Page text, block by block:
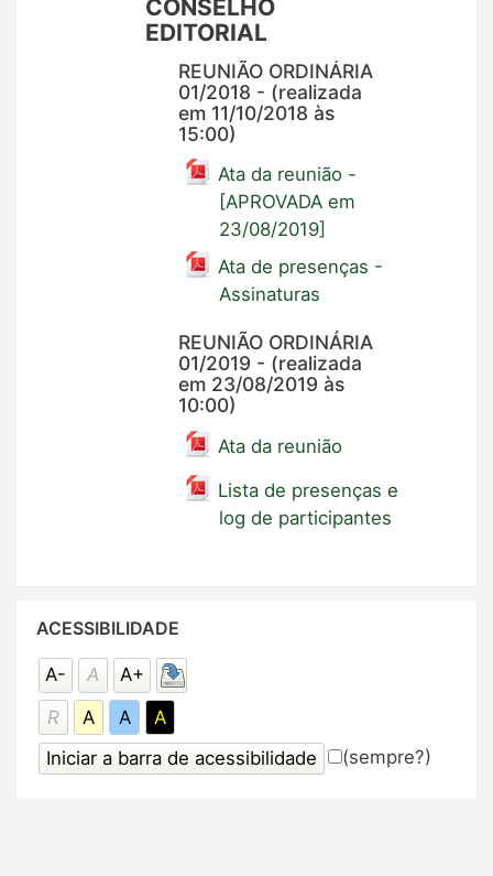
CONSELHO
EDITORIAL
REUNIÃO ORDINÁRIA
01/2018 - (realizada
em 11/10/2018 às
15:00)
Ata da reunião -
[APROVADA em
23/08/2019]
Ata de presenças -
Assinaturas
REUNIÃO ORDINÁRIA
01/2019 - (realizada
em 23/08/2019 às
10:00)
Ata da reunião
Lista de presenças e
log de participantes
Acessibilidade
ACESSIBILIDADE
A- A
A+
R
A A
A
(sempre?)